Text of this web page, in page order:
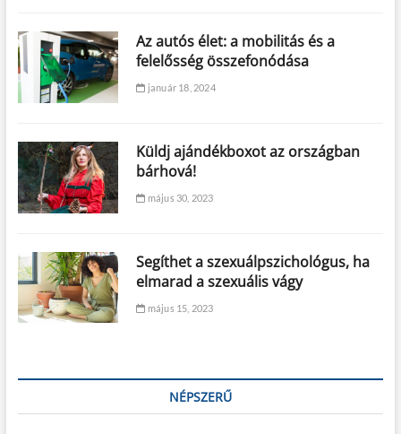
Az autós élet: a mobilitás és a
felelősség összefonódása
január 18, 2024
Küldj ajándékboxot az országban
bárhová!
május 30, 2023
Segíthet a szexuálpszichológus, ha
elmarad a szexuális vágy
május 15, 2023
NÉPSZERŰ